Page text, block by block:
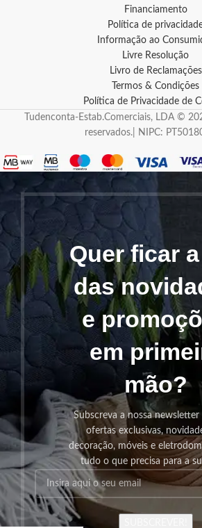
Financiamento
Política de
Informação ao
Livre Resolução
Livro de Reclamações
Termos & Condições
Política de Privacidade de
Tudenconta-Estab.Comerciais, LDA ©
reservados.| NIPC:
Quer ficar
das
e
em
mão?
Subscreva a nossa newsletter
ofertas exclusivas,
decoração, móveis e
tudo o que precisa para a